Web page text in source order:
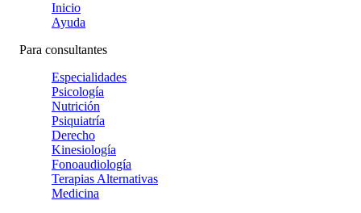
Inicio
Ayuda
Para consultantes
Especialidades
Psicología
Nutrición
Psiquiatría
Derecho
Kinesiología
Fonoaudiología
Terapias Alternativas
Medicina